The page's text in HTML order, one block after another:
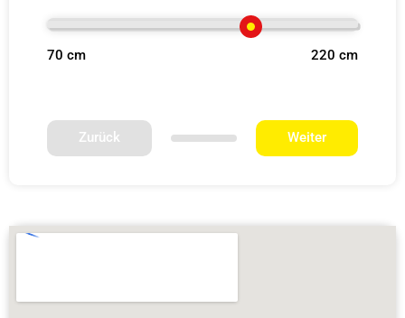
70 cm 220 cm
Zurück Weiter